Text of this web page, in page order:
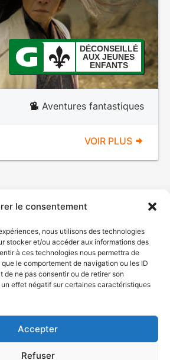
le consentement
nous utilisons des technologies
stocker et/ou accéder aux informations des
à ces technologies nous permettra de
le comportement de navigation ou les ID
de ne pas consentir ou de retirer son
effet négatif sur certaines caractéristiques
Accepter
Refuser
DÉCONSEILLÉ
AUX JEUNES
ENFANTS
Aventures fantastiques
VOIR PLUS
du Québec, 2026
Plan du site
Accessibilité
Accès à l'information
Déclaration de services